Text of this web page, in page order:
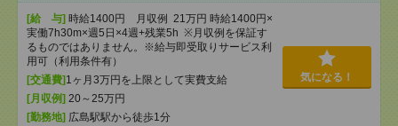
[給 与] 時給1400円 月収例 21万円 時給1400円×
実働7h30m×週5日×4週+残業5h ※月収例を保証す
るものではありません。※給与即受取りサービス利
用可（利用条件有）
[交通費]1ヶ月3万円を上限として実費支給
[月収例] 20～25万円
[勤務地] 広島駅駅から徒歩1分
気になる！